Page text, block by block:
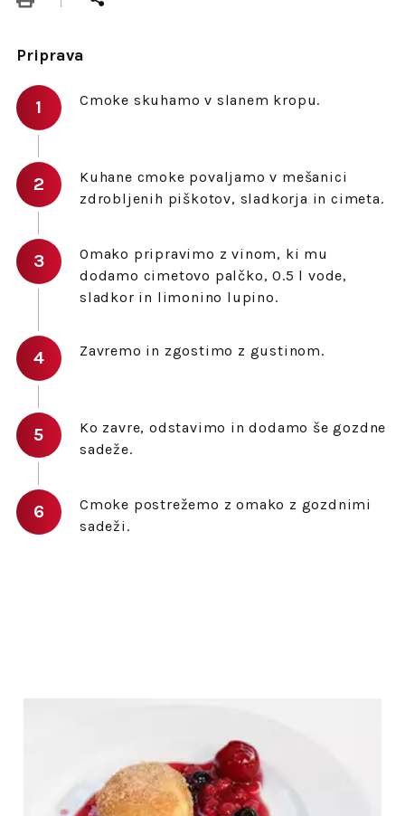
Priprava
Cmoke skuhamo v slanem kropu.
Kuhane cmoke povaljamo v mešanici
zdrobljenih piškotov, sladkorja in cimeta.
Omako pripravimo z vinom, ki mu
dodamo cimetovo palčko, 0.5 l vode,
sladkor in limonino lupino.
Zavremo in zgostimo z gustinom.
Ko zavre, odstavimo in dodamo še gozdne
sadeže.
Cmoke postrežemo z omako z gozdnimi
sadeži.